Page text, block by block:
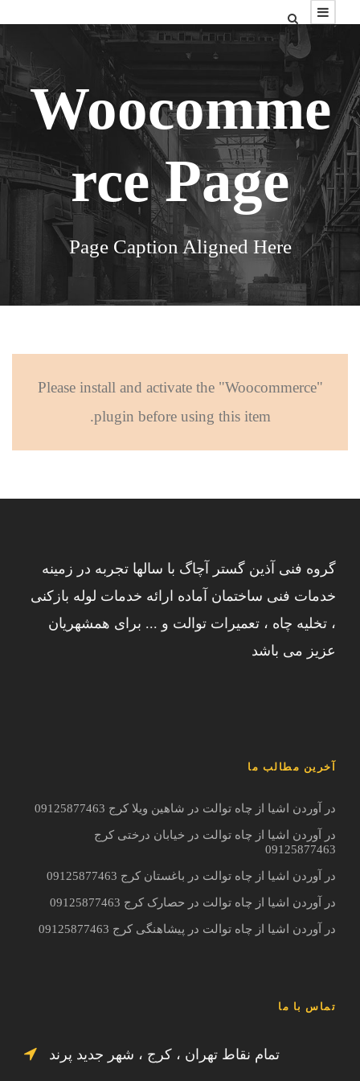
Woocomme
rce Page
Page Caption Aligned Here
Please install and activate the "Woocommerce"
plugin before using this item.
گروه فنی آذین گستر آچاگ با سالها تجربه در زمینه
خدمات فنی ساختمان آماده ارائه خدمات لوله بازکنی
، تخلیه چاه ، تعمیرات توالت و ... برای همشهریان
عزیز می باشد
آخرین مطالب ما
در آوردن اشیا از چاه توالت در شاهین ویلا کرج 09125877463
در آوردن اشیا از چاه توالت در خیابان درختی کرج
09125877463
در آوردن اشیا از چاه توالت در باغستان کرج 09125877463
در آوردن اشیا از چاه توالت در حصارک کرج 09125877463
در آوردن اشیا از چاه توالت در پیشاهنگی کرج 09125877463
تماس با ما
تمام نقاط تهران ، کرج ، شهر جدید پرند